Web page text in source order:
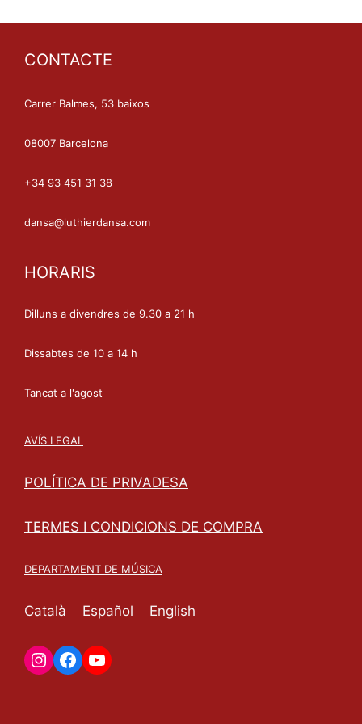
CONTACTE
Carrer Balmes, 53 baixos
08007 Barcelona
+34 93 451 31 38
dansa@luthierdansa.com
HORARIS
Dilluns a divendres de 9.30 a 21 h
Dissabtes de 10 a 14 h
Tancat a l'agost
AVÍS LEGAL
POLÍTICA DE PRIVADESA
TERMES I CONDICIONS DE COMPRA
DEPARTAMENT DE MÚSICA
Català Español English